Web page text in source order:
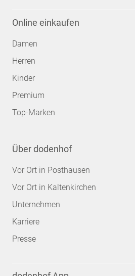
Online einkaufen
Damen
Herren
Kinder
Premium
Top-Marken
Über dodenhof
Vor Ort in Posthausen
Vor Ort in Kaltenkirchen
Unternehmen
Karriere
Presse